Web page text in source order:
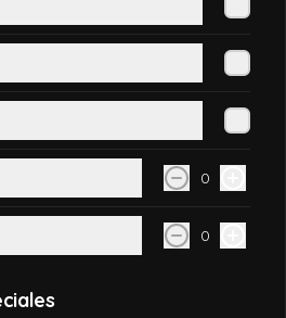
en sésamo o ciboulette
$7.990
Pollo, queso crema, palta, envuelto en
sésamo o ciboulette.
$7.490
0
0